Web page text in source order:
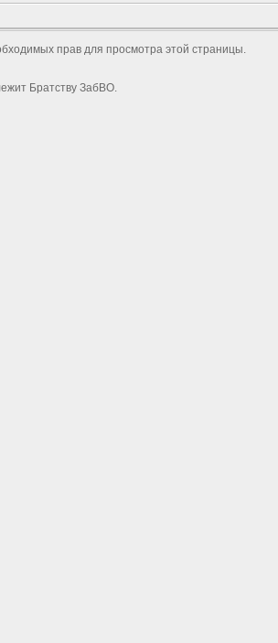
прав для просмотра этой страницы.
Братству ЗабВО.